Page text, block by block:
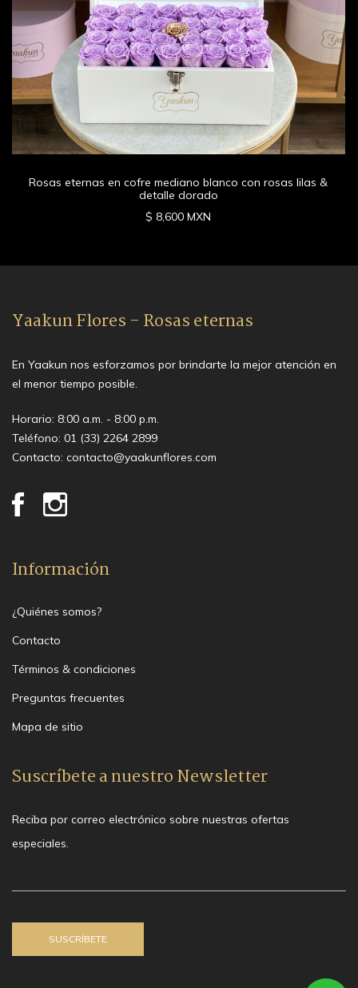
Rosas eternas en cofre mediano blanco con rosas lilas &
detalle dorado
$ 8,600 MXN
Yaakun Flores - Rosas eternas
En Yaakun nos esforzamos por brindarte la mejor atención en
el menor tiempo posible.
Horario: 8:00 a.m. - 8:00 p.m.
Teléfono: 01 (33) 2264 2899
Contacto: contacto@yaakunflores.com
Información
¿Quiénes somos?
Contacto
Términos & condiciones
Preguntas frecuentes
Mapa de sitio
Suscríbete a nuestro Newsletter
Reciba por correo electrónico sobre nuestras ofertas
especiales.